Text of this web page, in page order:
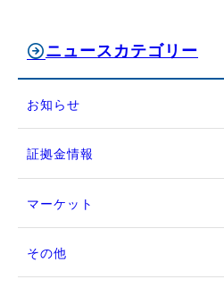
ニュースカテゴリー
お知らせ
証拠金情報
マーケット
その他